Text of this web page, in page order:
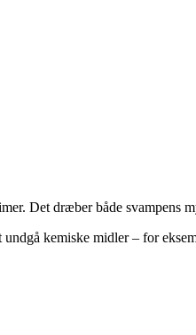
Det dræber både svampens
kemiske midler – for